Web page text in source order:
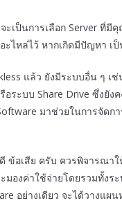
ะเป็นการเลือก Server ที่มี
ะไหล่ไว้ หากเกิดมีปัญหา เ
แล้ว ยังมีระบบอื่น ๆ เ
อระบบ Share Drive ซึ่งยัง
มาช่วยในการจัดก
ข้อเสีย ครับ ควรพิจารณา
มองค่าใช้จ่ายโดยรวมทั้งร
อย่างเดียว จะได้วางแผน